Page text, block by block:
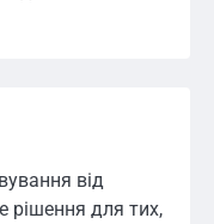
від
рішення для тих,